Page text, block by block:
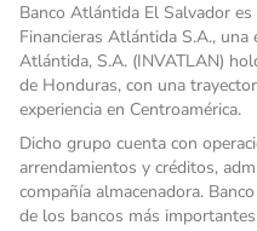
Banco Atlántida El Salvador
Financieras Atlántida S.A.,
Atlántida, S.A. (INVATLAN)
de Honduras, con una
experiencia en Centroamérica.
Dicho grupo cuenta con
arrendamientos y créditos,
compañía almacenadora.
de los bancos más